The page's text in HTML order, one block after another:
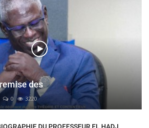
des
0 3220